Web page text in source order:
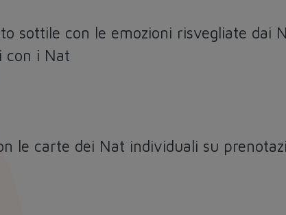
sottile con le emozioni risvegliate dai
con i Nat
le carte dei Nat individuali su